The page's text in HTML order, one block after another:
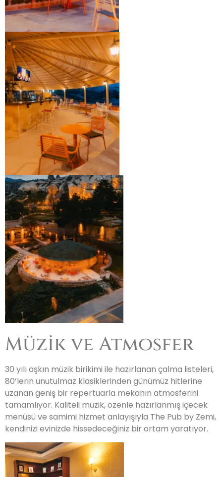
Müzik ve Atmosfer
30 yılı aşkın müzik birikimi ile hazırlanan çalma listeleri,
80’lerin unutulmaz klasiklerinden günümüz hitlerine
uzanan geniş bir repertuarla mekanın atmosferini
tamamlıyor. Kaliteli müzik, özenle hazırlanmış içecek
menüsü ve samimi hizmet anlayışıyla The Pub by Zemi,
kendinizi evinizde hissedeceğiniz bir ortam yaratıyor.